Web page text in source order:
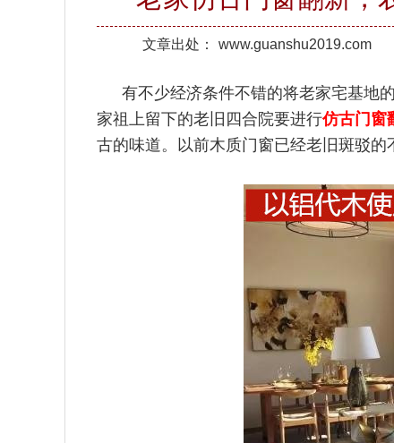
文章出处： www.guanshu2019.com
有不少经济条件不错的将老家宅基地
家祖上留下的老旧四合院要进行仿古门窗
古的味道。以前木质门窗已经老旧斑驳的